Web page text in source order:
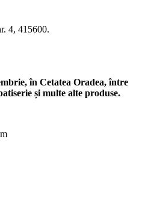
4, 415600.
în Cetatea Oradea, între
și multe alte produse.